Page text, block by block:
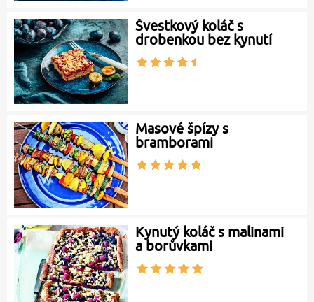
Švestkový koláč s
drobenkou bez kynutí
Masové špízy s
bramborami
Kynutý koláč s malinami
a borůvkami